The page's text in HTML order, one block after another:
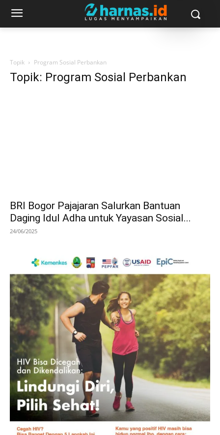
Topik Program Sosial Perbankan
Topik: Program Sosial Perbankan
BRI Bogor Pajajaran Salurkan Bantuan
Daging Idul Adha untuk Yayasan Sosial...
24/06/2025